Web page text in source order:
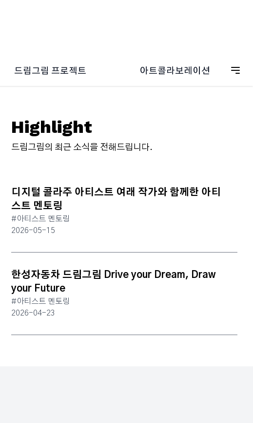
드림그림 프로젝트
드림그림 굿즈스토어
아트콜라보레이션
Highlight
드림그림의 최근 소식을 전해드립니다.
디지털 콜라주 아티스트 여래 작가와 함께한 아티
스트 멘토링
#아티스트 멘토링
2026-05-15
한성자동차 드림그림 Drive your Dream, Draw
your Future
#아티스트 멘토링
2026-04-23